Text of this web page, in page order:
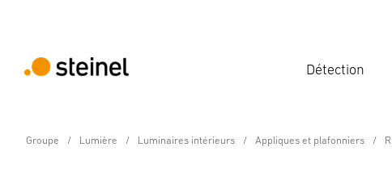
Détection
Groupe Lumière Luminaires intérieurs Appliques et plafonniers